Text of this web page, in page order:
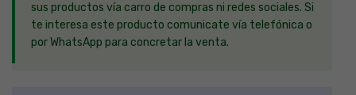
sus productos vía carro de compras ni redes sociales. Si
te interesa este producto comunicate vía telefónica o
por WhatsApp para concretar la venta.